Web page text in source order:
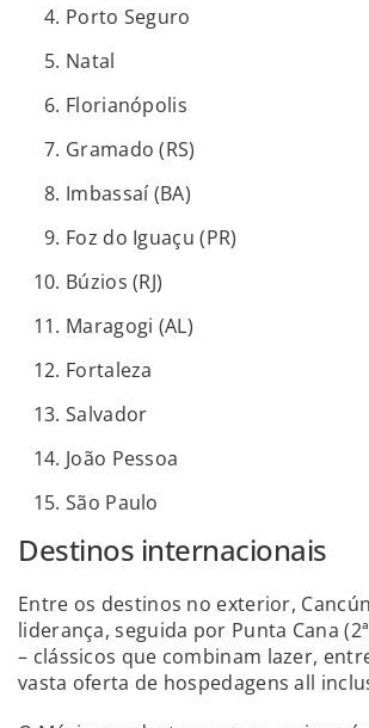
Porto Seguro
Natal
Florianópolis
Gramado (RS)
Imbassaí (BA)
Foz do Iguaçu (PR)
Búzios (RJ)
Maragogi (AL)
Fortaleza
Salvador
João Pessoa
São Paulo
Destinos internacionais
Entre os destinos no exterior,
liderança, seguida por Punta Cana
– clássicos que combinam lazer,
vasta oferta de hospedagens all